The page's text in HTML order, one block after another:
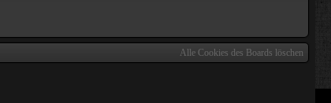
Alle Cookies des Boards löschen